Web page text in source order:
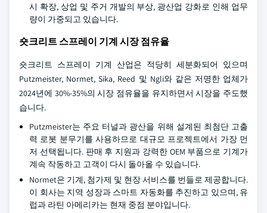
시 확장, 상업 및 주거 개발의 부상, 광산업 강화로 인해 업무
량이 가중되고 있습니다.
숏크리트 스프레이 기계 시장 점유율
숏크리트 스프레이 기계 산업은 적당히 세분화되어 있으며
Putzmeister, Normet, Sika, Reed 및 Ngli와 같은 저명한 업체가
2024년에 30%-35%의 시장 점유율을 유지하면서 시장을 주도했
습니다.
Putzmeister는 주요 터널과 광산을 위해 설계된 최첨단 고출
력 로봇 분무기를 사용하므로 대규모 프로젝트에서 가장 먼
저 선택됩니다. 판매 후 지원과 강력한 OEM 부품으로 기계가
계속 작동하고 고객이 다시 돌아올 수 있습니다.
Normet은 기계, 첨가제 및 현장 서비스를 번들로 제공합니다.
이 회사는 지역 성장과 스마트 자동화를 추진하고 있으며, 유
럽과 라틴 아메리카는 현재 중점 분야입니다.